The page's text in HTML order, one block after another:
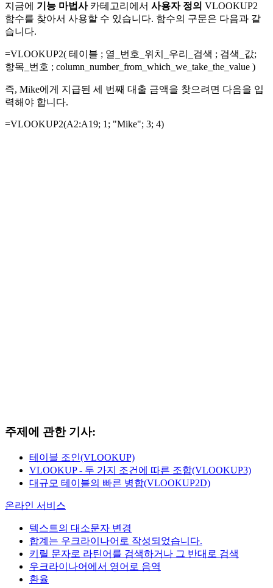
지금에 기능 마법사 카테고리에서 사용자 정의 VLOOKUP2
함수를 찾아서 사용할 수 있습니다. 함수의 구문은 다음과 같
습니다.
=VLOOKUP2( 테이블 ; 열_번호_위치_우리_검색 ; 검색_값;
항목_번호 ; column_number_from_which_we_take_the_value )
즉, Mike에게 지급된 세 번째 대출 금액을 찾으려면 다음을 입
력해야 합니다.
=VLOOKUP2(A2:A19; 1 ; "Mike"; 3; 4)
주제에 관한 기사:
테이블 조인(VLOOKUP)
VLOOKUP - 두 가지 조건에 따른 조합(VLOOKUP3)
대규모 테이블의 빠른 병합(VLOOKUP2D)
온라인 서비스
텍스트의 대소문자 변경
합계는 우크라이나어로 작성되었습니다.
키릴 문자로 라틴어를 검색하거나 그 반대로 검색
우크라이나어에서 영어로 음역
환율